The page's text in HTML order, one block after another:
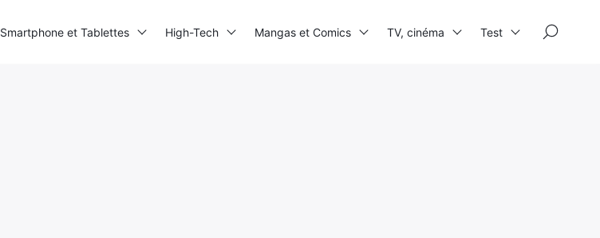
Smartphone et Tablettes High-Tech Mangas et Comics TV, cinéma Test